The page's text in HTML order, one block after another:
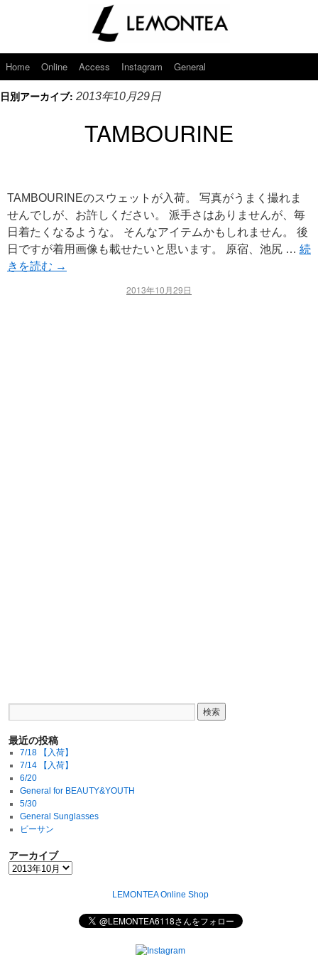
Home Online Access Instagram General
日別アーカイブ: 2013年10月29日
TAMBOURINE
TAMBOURINEのスウェットが入荷。 写真がうまく撮れま
せんでしが、お許しください。 派手さはありませんが、毎
日着たくなるような。 そんなアイテムかもしれません。 後
日ですが着用画像も載せたいと思います。 原宿、池尻 … 続
きを読む →
2013年10月29日
最近の投稿
7/18 【入荷】
7/14 【入荷】
6/20
General for BEAUTY&YOUTH
5/30
General Sunglasses
ビーサン
アーカイブ
LEMONTEA Online Shop